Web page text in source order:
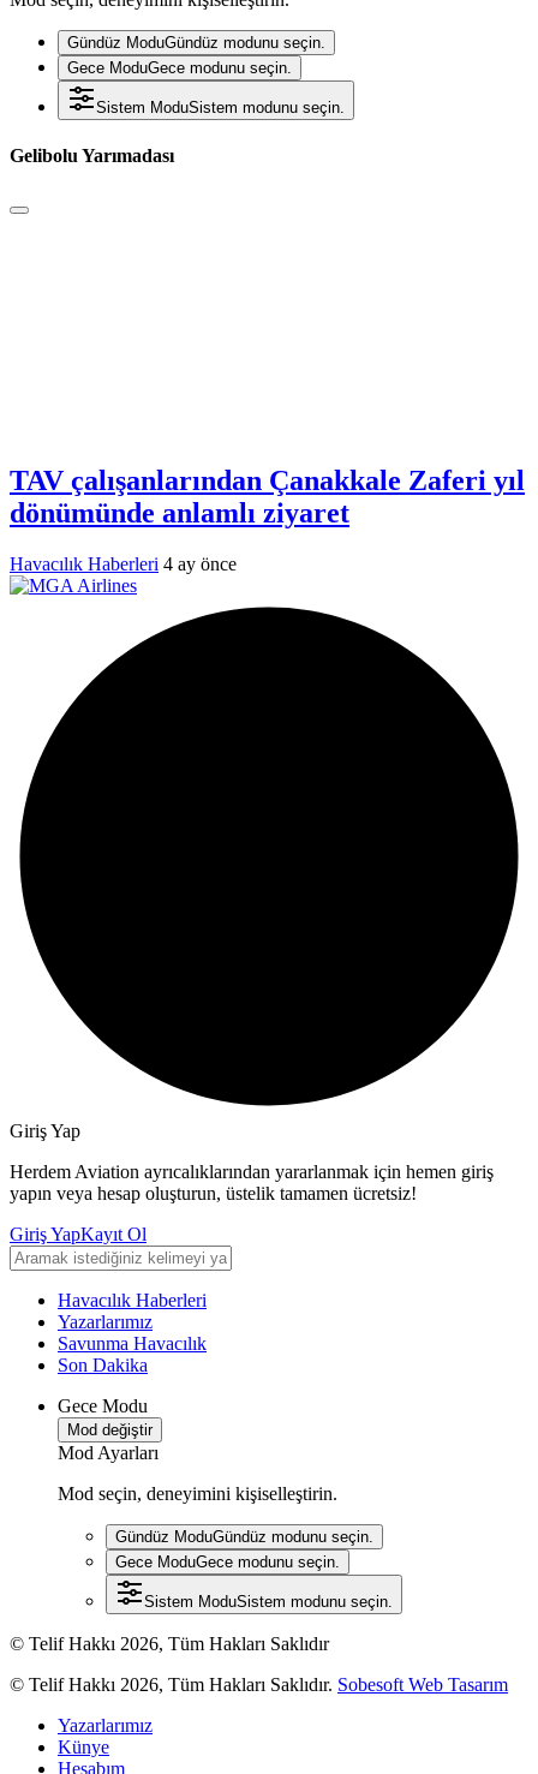
Gündüz ModuGündüz modunu seçin.
Gece ModuGece modunu seçin.
Sistem ModuSistem modunu seçin.
Gelibolu Yarımadası
TAV çalışanlarından Çanakkale Zaferi yıl
dönümünde anlamlı ziyaret
Havacılık Haberleri 4 ay önce
Giriş Yap
Herdem Aviation ayrıcalıklarından yararlanmak için hemen giriş
yapın veya hesap oluşturun, üstelik tamamen ücretsiz!
Giriş YapKayıt Ol
Havacılık Haberleri
Yazarlarımız
Savunma Havacılık
Son Dakika
Gece Modu
Mod değiştir
Mod Ayarları
Mod seçin, deneyimini kişiselleştirin.
Gündüz ModuGündüz modunu seçin.
Gece ModuGece modunu seçin.
Sistem ModuSistem modunu seçin.
© Telif Hakkı 2026, Tüm Hakları Saklıdır
© Telif Hakkı 2026, Tüm Hakları Saklıdır. Sobesoft Web Tasarım
Yazarlarımız
Künye
Hesabım